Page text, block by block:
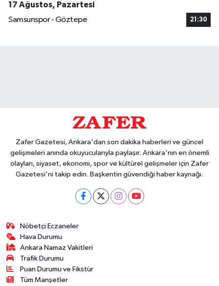
17 Ağustos, Pazartesi
Samsunspor - Göztepe
21:30
Zafer Gazetesi, Ankara'dan son dakika haberleri ve güncel
gelişmeleri anında okuyucularıyla paylaşır. Ankara'nın en önemli
olayları, siyaset, ekonomi, spor ve kültürel gelişmeler için Zafer
Gazetesi'ni takip edin. Başkentin güvendiği haber kaynağı.
Nöbetçi Eczaneler
Hava Durumu
Ankara Namaz Vakitleri
Trafik Durumu
Puan Durumu ve Fikstür
Tüm Manşetler